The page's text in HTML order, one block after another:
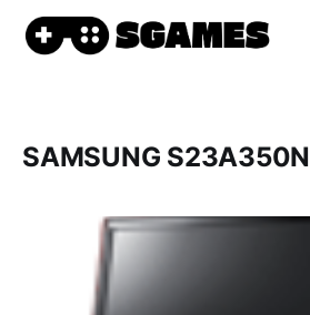
SAMSUNG S23A350N